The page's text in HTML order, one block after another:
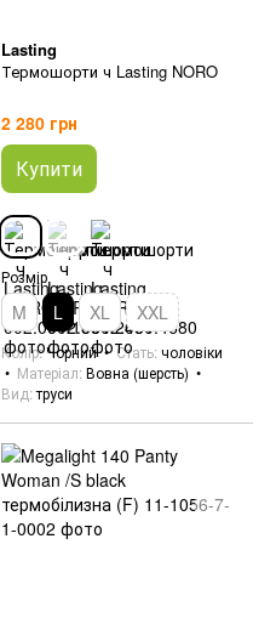
Lasting
Термошорти ч Lasting NORO
2 280 грн
Купити
Розмір
M L XL XXL
Колір Чорний Стать чоловіки
Матеріал Вовна (шерсть)
Вид труси